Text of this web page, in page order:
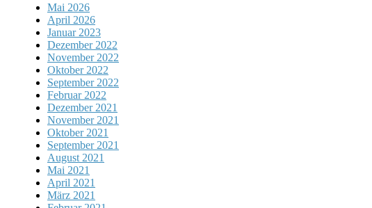
Mai 2026
April 2026
Januar 2023
Dezember 2022
November 2022
Oktober 2022
September 2022
Februar 2022
Dezember 2021
November 2021
Oktober 2021
September 2021
August 2021
Mai 2021
April 2021
März 2021